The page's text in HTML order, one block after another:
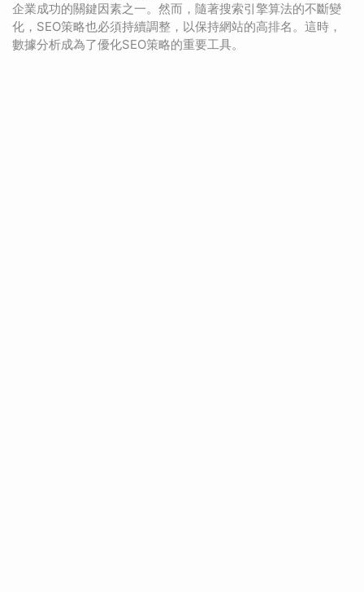
企業成功的關鍵因素之一。然而，隨著搜索引擎算法的不斷變
化，SEO策略也必須持續調整，以保持網站的高排名。這時，
數據分析成為了優化SEO策略的重要工具。